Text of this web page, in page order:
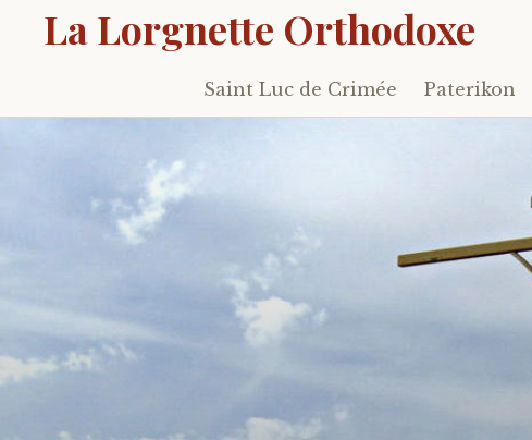
La Lorgnette Orthodoxe
Skip
to
Saint Luc de Crimée Paterikon